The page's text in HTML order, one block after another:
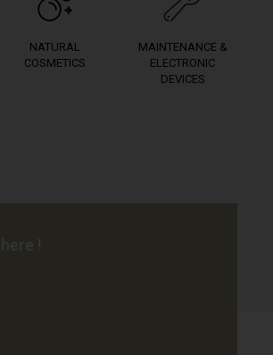
NATURAL
COSMETICS
MAINTENANCE &
ELECTRONIC
DEVICES